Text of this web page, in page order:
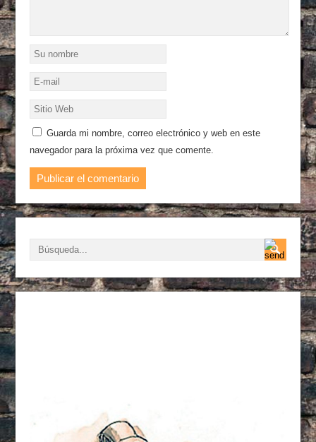
Guarda mi nombre, correo electrónico y web en este
navegador para la próxima vez que comente.